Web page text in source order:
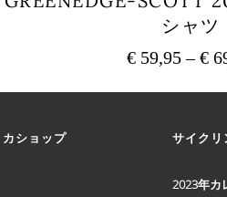
シャツ
€ 59,95 –€
品
は
カショップ サイクリ
2023年カ